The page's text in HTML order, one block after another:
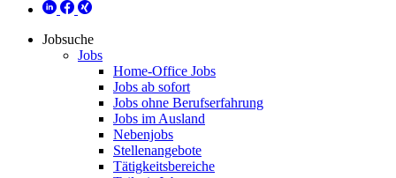
Jobsuche
Jobs
Home-Office Jobs
Jobs ab sofort
Jobs ohne Berufserfahrung
Jobs im Ausland
Nebenjobs
Stellenangebote
Tätigkeitsbereiche